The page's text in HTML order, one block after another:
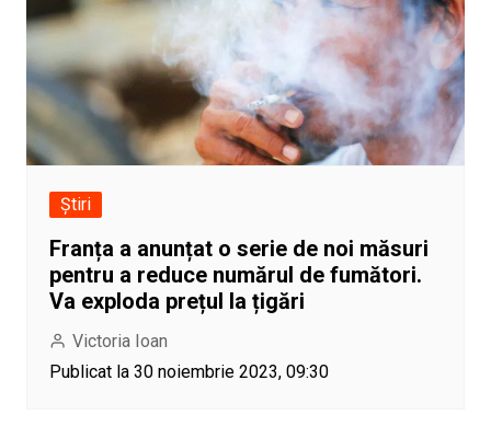
Știri
Franța a anunțat o serie de noi măsuri
pentru a reduce numărul de fumători.
Va exploda prețul la țigări
Victoria Ioan
Publicat la 30 noiembrie 2023, 09:30